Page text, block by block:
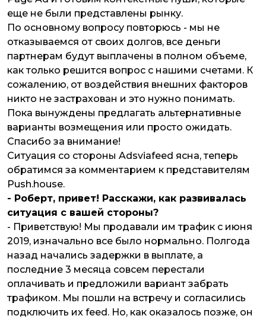
еще не были представлены рынку.
По основному вопросу повторюсь - мы не
отказываемся от своих долгов, все деньги
партнерам будут выплачены в полном объеме,
как только решится вопрос с нашими счетами. К
сожалению, от воздействия внешних факторов
никто не застрахован и это нужно понимать.
Пока вынуждены предлагать альтернативные
варианты возмещения или просто ожидать.
Спасибо за внимание!
Ситуация со стороны Adsviafeed ясна, теперь
обратимся за комментарием к представителям
Push.house.
- Роберт, привет! Расскажи, как развивалась
ситуация с вашей стороны?
- Приветствую! Мы продавали им трафик с июня
2019, изначально все было нормально. Полгода
назад начались задержки в выплате, а
последние 3 месяца совсем перестали
оплачивать и предложили вариант забрать
трафиком. Мы пошли на встречу и согласились
подключить их feed. Но, как оказалось позже, он